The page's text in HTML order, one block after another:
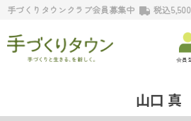
手づくりタウンクラブ会員募集中 税込
会員
山口 真